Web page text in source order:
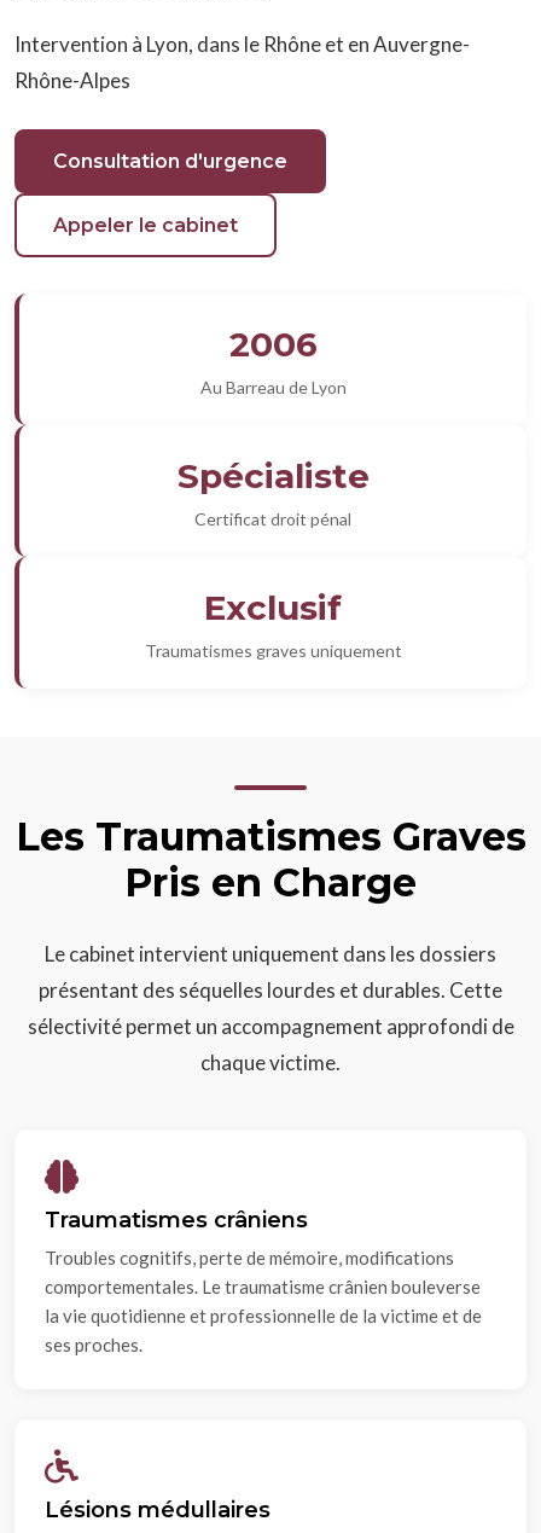
Intervention à Lyon, dans le Rhône et en Auvergne-
Rhône-Alpes
Consultation d'urgence
Appeler le cabinet
2006
Au Barreau de Lyon
Spécialiste
Certificat droit pénal
Exclusif
Traumatismes graves uniquement
Les Traumatismes Graves
Pris en Charge
Le cabinet intervient uniquement dans les dossiers
présentant des séquelles lourdes et durables. Cette
sélectivité permet un accompagnement approfondi de
chaque victime.
Traumatismes crâniens
Troubles cognitifs, perte de mémoire, modifications
comportementales. Le traumatisme crânien bouleverse
la vie quotidienne et professionnelle de la victime et de
ses proches.
Lésions médullaires